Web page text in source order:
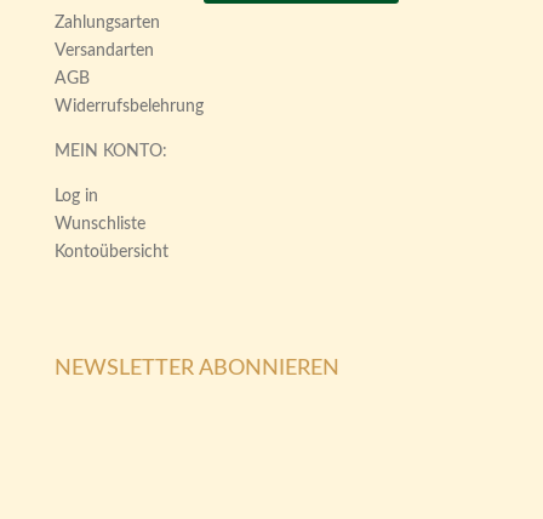
Zahlungsarten
Versandarten
AGB
Widerrufsbelehrung
MEIN KONTO:
Log in
Wunschliste
Kontoübersicht
NEWSLETTER ABONNIEREN